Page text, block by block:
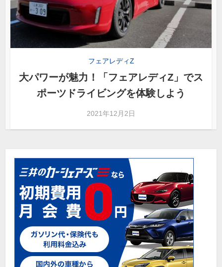
フェアレディZ
大パワーが魅力！「フェアレディZ」でス
ポーツドライビングを体験しよう
2021年12月2日